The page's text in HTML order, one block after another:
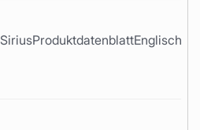
SiriusProduktdatenblattEnglisch